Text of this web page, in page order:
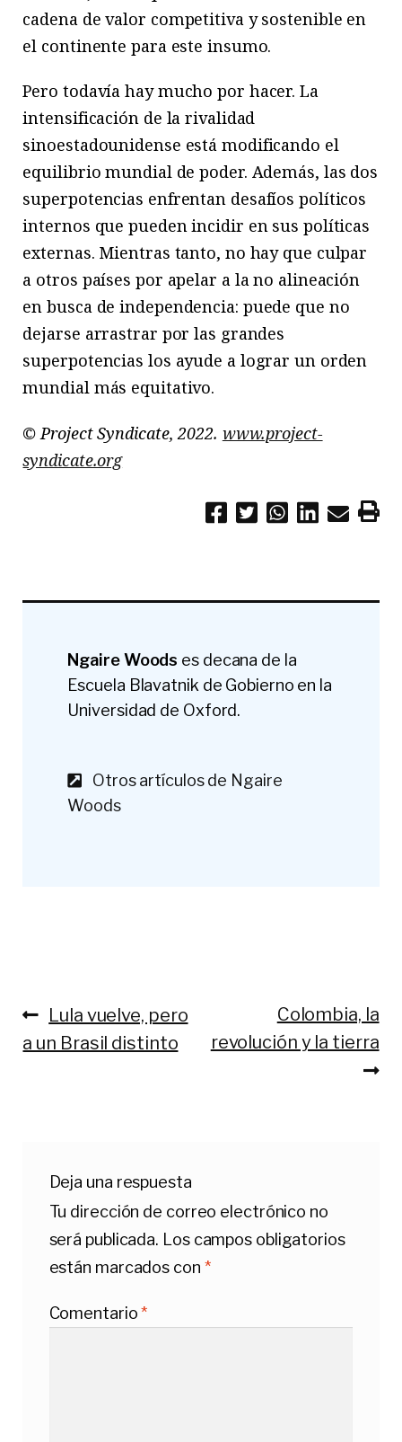
cadena de valor competitiva y sostenible en
el continente para este insumo.
Pero todavía hay mucho por hacer. La
intensificación de la rivalidad
sinoestadounidense está modificando el
equilibrio mundial de poder. Además, las dos
superpotencias enfrentan desafíos políticos
internos que pueden incidir en sus políticas
externas. Mientras tanto, no hay que culpar
a otros países por apelar a la no alineación
en busca de independencia: puede que no
dejarse arrastrar por las grandes
superpotencias los ayude a lograr un orden
mundial más equitativo.
© Project Syndicate, 2022. www.project-
syndicate.org
Ngaire Woods es decana de la
Escuela Blavatnik de Gobierno en la
Universidad de Oxford.
Otros artículos de Ngaire
Woods
Navegación
de
Anterior:
Lula vuelve, pero
a un Brasil distinto
Siguiente:
Colombia, la
revolución y la tierra
Deja una respuesta
Tu dirección de correo electrónico no
será publicada. Los campos obligatorios
están marcados con *
Comentario*